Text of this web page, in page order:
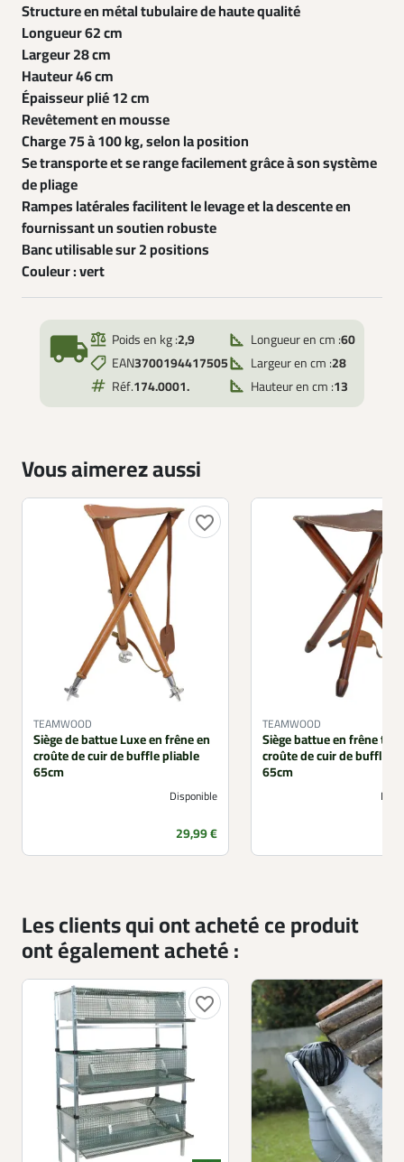
Structure en métal tubulaire de haute qualité
Longueur 62 cm
Largeur 28 cm
Hauteur 46 cm
Épaisseur plié 12 cm
Revêtement en mousse
Charge 75 à 100 kg, selon la position
Se transporte et se range facilement grâce à son système
de pliage
Rampes latérales facilitent le levage et la descente en
fournissant un soutien robuste
Banc utilisable sur 2 positions
Couleur : vert
local_shipping Poids en kg :2,9
EAN3700194417505
Réf.174.0001.
Longueur en cm :60
Largeur en cm :28
Hauteur en cm :13
Vous aimerez aussi
favorite_border
TEAMWOOD
Siège de battue Luxe en frêne en
croûte de cuir de buffle pliable
65cm
Disponible
Prix
29,99 €
TEAMWOOD
Siège battue en frêne
croûte de cuir de buffle
65cm
Non
Les clients qui ont acheté ce produit
ont également acheté :
favorite_border